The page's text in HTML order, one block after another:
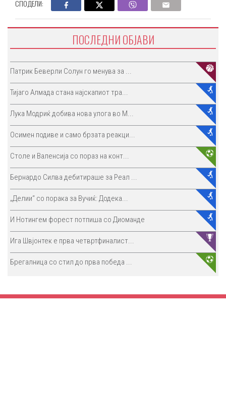
СПОДЕЛИ:
ПОСЛЕДНИ ОБЈАВИ
Патрик Беверли Солун го менува за ...
Тијаго Алмада стана најскапиот тра...
Лука Модриќ добива нова улога во М...
Осимен подиве и само брзата реакци...
Столе и Валенсија со пораз на конт...
Бернардо Силва дебитираше за Реал ...
„Делии“ со порака за Вучиќ: Додека...
И Нотингем форест потпиша со Диоманде
Ига Швјонтек е прва четвртфиналист...
Брегалница со стил до прва победа ...